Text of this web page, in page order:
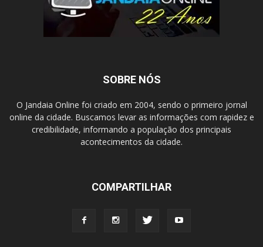
SOBRE NÓS
O Jandaia Online foi criado em 2004, sendo o primeiro jornal
online da cidade. Buscamos levar as informações com rapidez e
credibilidade, informando a população dos principais
acontecimentos da cidade.
COMPARTILHAR